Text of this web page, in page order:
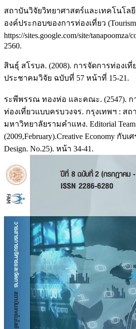
สถาบันวิจัยวิทยาศาสตร์และเทคโนโลยี
องค์ประกอบของการท่องเที่ยว (Tourism
https://sites.google.com/site/
2560.
สินธุ์ สโรบล. (2008). การจัดการท่องเ
ประชาคมวิจัย ฉบับที่ 57 หน้าที่ 15-21.
ระพีพรรณ ทองห่อ และคณะ. (2547).
ท่องเที่ยวแบบครบวงจร. กรุงเทพฯ : ส
มหาวิทยาลัยรามคำแหง. Editorial
(2009,February).Creative Economy กับ
Design. No.25). หน้า 34-41.